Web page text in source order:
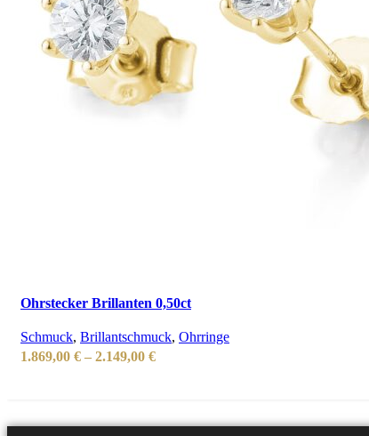
Ohrstecker Brillanten 0,50ct
Schmuck, Brillantschmuck, Ohrringe
1.869,00 € – 2.149,00 €Preisspanne: